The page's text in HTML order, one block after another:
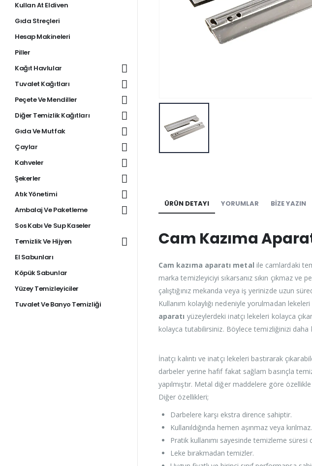
Kullan At Eldiven
Gıda Streçleri
Hesap Makineleri
Piller
Kağıt Havlular
Tuvalet Kağıtları
Peçete Ve Mendiller
Diğer Temizlik Kağıtları
Gıda Ve Mutfak
Çaylar
Kahveler
Şekerler
Atık Yönetimi
Ambalaj Ve Paketleme
Sos Kabı Ve Sup Kaseler
Temizlik Ve Hijyen
El Sabunları
Köpük Sabunlar
Yüzey Temizleyiciler
Tuvalet Ve Banyo Temizliği
ÜRÜN DETAYI YORUMLAR BIZE YAZIN
Cam Kazıma
Cam kazıma aparatı metal ile camlardaki
marka temizleyiciyi sıkarsanız sıkın çıkmaz
çalıştığınız mekanda veya iş yerinizde uzun
Kullanım kolaylığı nedeniyle yorulmadan
aparatı yüzeylerdeki inatçı lekeleri kolayca
kolayca tutabilirsiniz. Böylece temizliğinizi
İnatçı kalıntı ve inatçı lekeleri bastırarak
darbeler yerine hafif fakat sağlam basınçla
yapılmıştır. Metal diğer maddelere göre
Diğer özellikleri;
Darbelere karşı ekstra dirence sahiptir.
Kullanıldığında hemen aşınmaz veya
Pratik kullanımı sayesinde temizleme süresi
Leke bırakmadan temizler.